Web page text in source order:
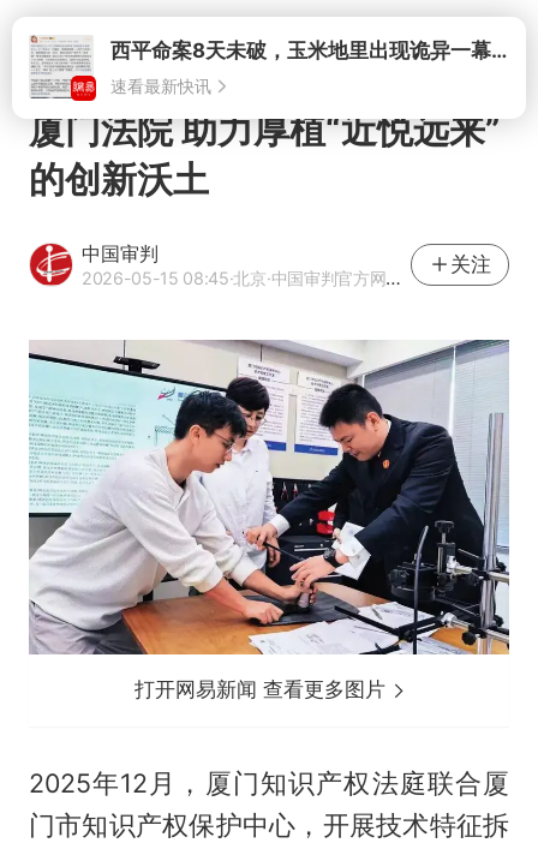
打开
速看最新快讯
厦门法院 助力厚植“近悦远来”
的创新沃土
中国审判
2026-05-15 08:45·北京·中国审判官方网易号
关注
打开网易新闻 查看更多图片
2025年12月，厦门知识产权法庭联合厦
门市知识产权保护中心，开展技术特征拆